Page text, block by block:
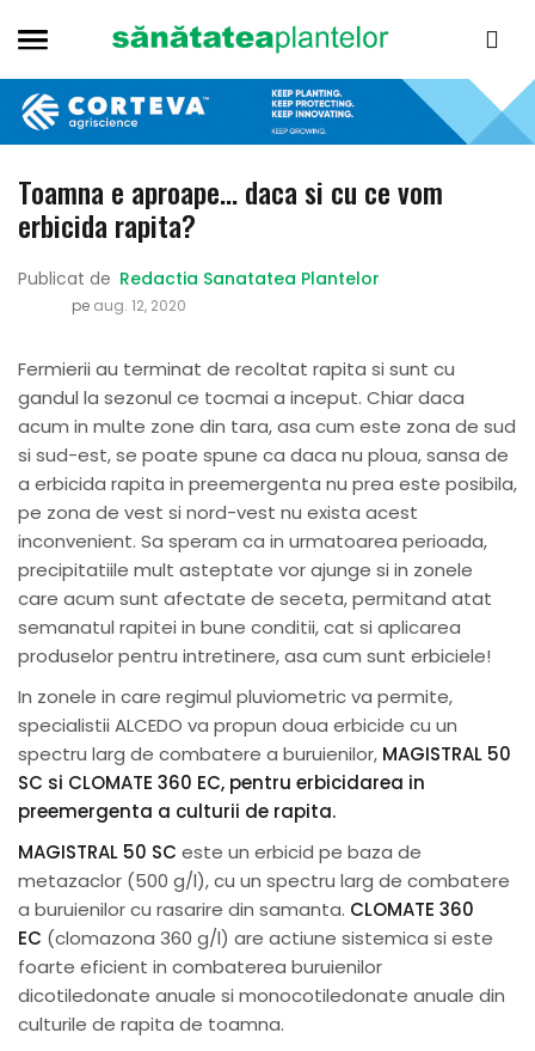
Toamna e aproape… daca si cu ce vom
erbicida rapita?
Publicat de Redactia Sanatatea Plantelor
pe aug. 12, 2020
Fermierii au terminat de recoltat rapita si sunt cu
gandul la sezonul ce tocmai a inceput. Chiar daca
acum in multe zone din tara, asa cum este zona de sud
si sud-est, se poate spune ca daca nu ploua, sansa de
a erbicida rapita in preemergenta nu prea este posibila,
pe zona de vest si nord-vest nu exista acest
inconvenient. Sa speram ca in urmatoarea perioada,
precipitatiile mult asteptate vor ajunge si in zonele
care acum sunt afectate de seceta, permitand atat
semanatul rapitei in bune conditii, cat si aplicarea
produselor pentru intretinere, asa cum sunt erbiciele!
In zonele in care regimul pluviometric va permite,
specialistii ALCEDO va propun doua erbicide cu un
spectru larg de combatere a buruienilor, MAGISTRAL 50
SC si CLOMATE 360 EC, pentru erbicidarea in
preemergenta a culturii de rapita.
MAGISTRAL 50 SC este un erbicid pe baza de
metazaclor (500 g/l), cu un spectru larg de combatere
a buruienilor cu rasarire din samanta. CLOMATE 360
EC (clomazona 360 g/l) are actiune sistemica si este
foarte eficient in combaterea buruienilor
dicotiledonate anuale si monocotiledonate anuale din
culturile de rapita de toamna.